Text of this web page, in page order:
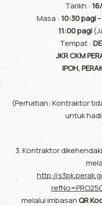
Tarikh :
Masa : 10:30 pagi
11:00 pagi
Tempat :
JKR CKM
IPOH,
(Perhatian: Kontraktor
untuk
3. Kontraktor
http://
melalui imbasanQR